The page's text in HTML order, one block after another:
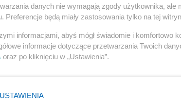
Tak zapisywali, gdzie będą gwałcić
danych nie wymagają zgody użytkownika, ale
Preferencje będą miały zastosowania tylko na tej
informacjami, abyś mógł świadomie i komfortowo
informacje dotyczące przetwarzania Twoich
oraz po kliknięciu w „Ustawienia”.
USTAWIENIA